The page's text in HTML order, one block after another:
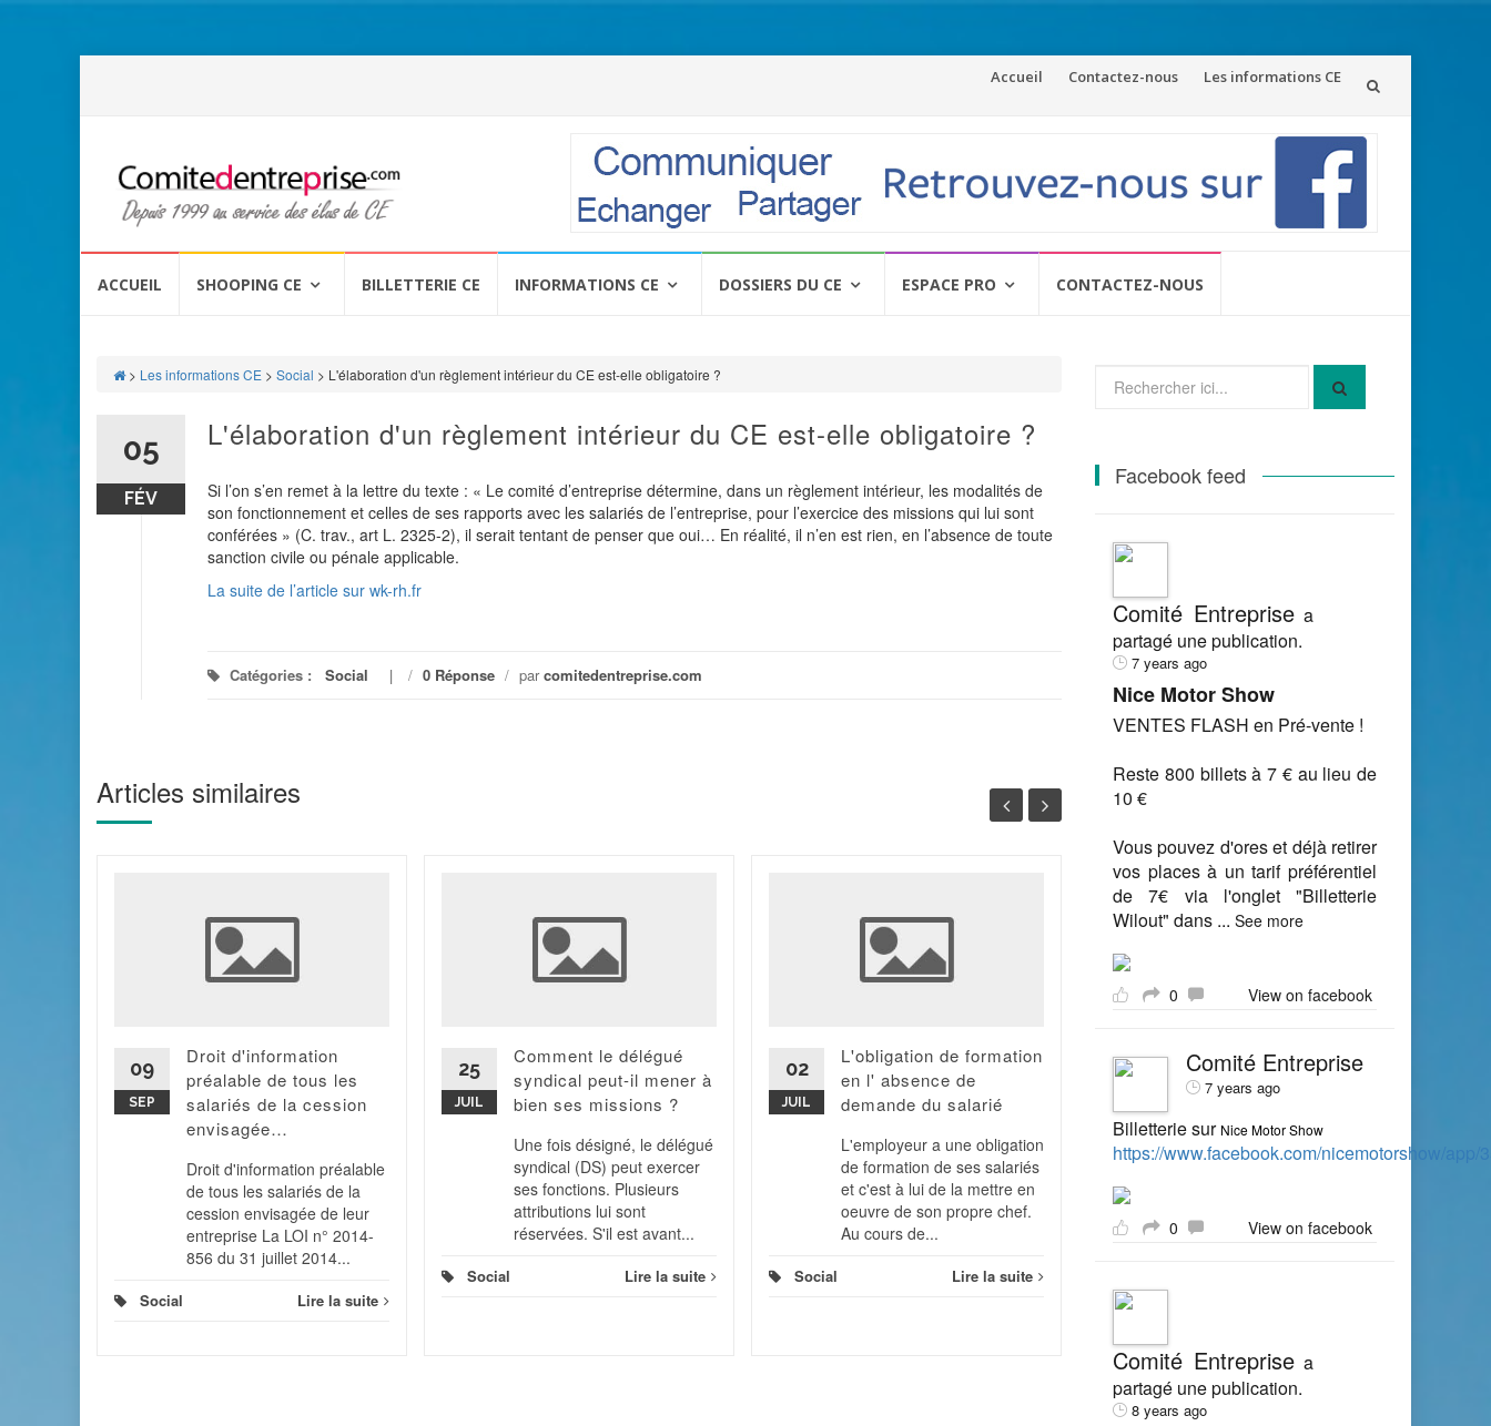
Aller
Accueil Contactez-nous Les informations CE
ACCUEIL SHOOPING CE BILLETTERIE CE INFORMATIONS CE DOSSIERS DU CE ESPACE PRO CONTACTEZ-NOUS
> Les informations CE > Social > L'élaboration d'un règlement intérieur du CE est-elle obligatoire ?
05
FÉV
L'élaboration d'un règlement intérieur du CE est-elle obligatoire ?
Si l’on s’en remet à la lettre du texte : « Le comité d’entreprise détermine, dans un règlement intérieur, les modalités de
son fonctionnement et celles de ses rapports avec les salariés de l’entreprise, pour l’exercice des missions qui lui sont
conférées » (C. trav., art L. 2325-2), il serait tentant de penser que oui… En réalité, il n’en est rien, en l’absence de toute
sanction civile ou pénale applicable.
La suite de l’article sur wk-rh.fr
Catégories : Social / 0 Réponse / parcomitedentreprise.com
Articles similaires
09
SEP
Droit d'information
préalable de tous les
salariés de la cession
envisagée…
Droit d'information préalable
de tous les salariés de la
cession envisagée de leur
entreprise La LOI n° 2014-
856 du 31 juillet 2014...
Social Lire la suite
25
JUIL
Comment le délégué
syndical peut-il mener à
bien ses missions ?
Une fois désigné, le délégué
syndical (DS) peut exercer
ses fonctions. Plusieurs
attributions lui sont
réservées. S'il est avant...
Social Lire la suite
02
JUIL
L'obligation de formation
en l' absence de
demande du salarié
L'employeur a une obligation
de formation de ses salariés
et c'est à lui de la mettre en
oeuvre de son propre chef.
Au cours de...
Social Lire la suite
21
Mise en place du
CHSCT : c'est l'effectif
est au moins égal à 50
salariés doit relever d'un
CHSCT. L'effectif à
prendre...
Social
pour
Facebook feed
Comité Entreprisea
partagé une publication.
7 years ago
Nice Motor Show
VENTES FLASH en Pré-vente !
Reste 800 billets à 7 € au lieu de
10 €
Vous pouvez d'ores et déjà retirer
vos places à un tarif préférentiel
de 7€ via l'onglet "Billetterie
Wilout" dans ... See more
0 View on facebook
Comité Entreprise
7 years ago
Billetterie sur Nice Motor Show
https://www.facebook.com/nicemotorshow/app/
0 View on facebook
Comité Entreprisea
partagé une publication.
8 years ago